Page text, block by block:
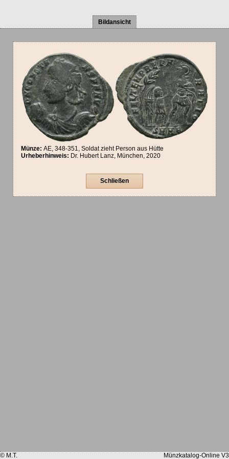
Bildansicht
Münze:AE, 348-351, Soldat zieht Person aus Hütte
Urheberhinweis: Dr. Hubert Lanz, München, 2020
Schließen
© M.T. Münzkatalog-Online V3